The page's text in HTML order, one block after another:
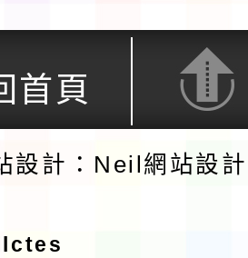
首頁
設計：Neil網站設